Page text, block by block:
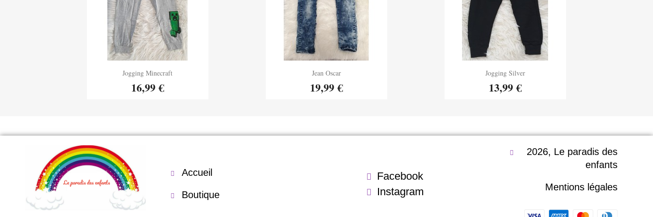
Aperçu rapide
Jogging Minecraft
16,99 €
Aperçu rapide
Jean Oscar
19,99 €
Aperçu rapide
Jogging Silver
13,99 €
Accueil
Boutique
Facebook
Instagram
2026, Le paradis des
enfants
Mentions légales